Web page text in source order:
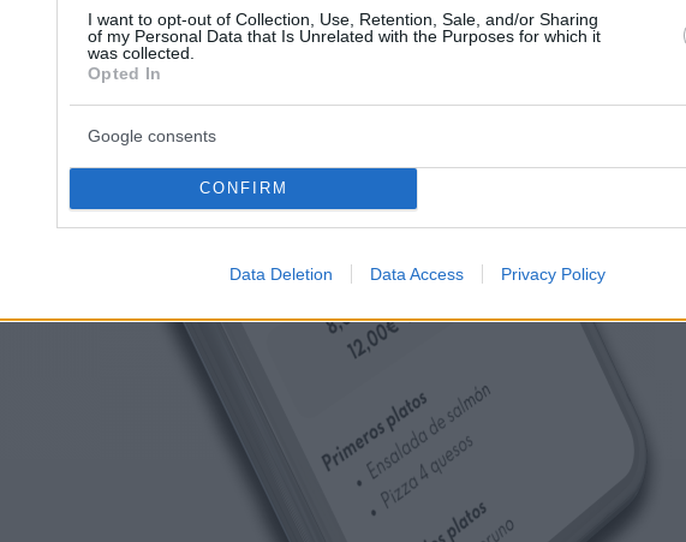
I want to opt-out of Collection, Use, Retention, Sale, and/or Sharing
of my Personal Data that Is Unrelated with the Purposes for which it
was collected.
Opted In
Google consents
CONFIRM
Data Deletion Data Access Privacy Policy